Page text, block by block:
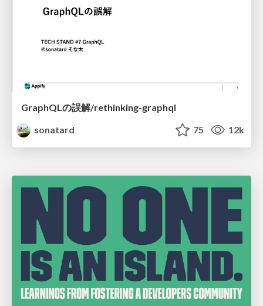
GraphQLの誤解/rethinking-graphql
sonatard
75 12k